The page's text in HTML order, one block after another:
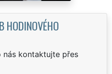
HODINOVÉHO
kontaktujte přes